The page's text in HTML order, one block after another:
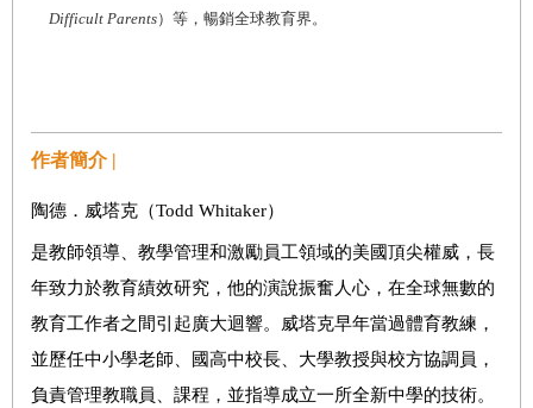
Difficult Parents）等，暢銷全球教育界。
作者簡介 |
陶德．威塔克（Todd Whitaker）
是教師領導、教學管理和激勵員工領域的美國頂尖權威，長
年致力於教育績效研究，他的演說振奮人心，在全球無數的
教育工作者之間引起廣大迴響。威塔克早年當過體育教練，
並歷任中小學老師、國高中校長、大學教授與校方協調員，
負責管理教職員、課程，並指導成立一所全新中學的技術。